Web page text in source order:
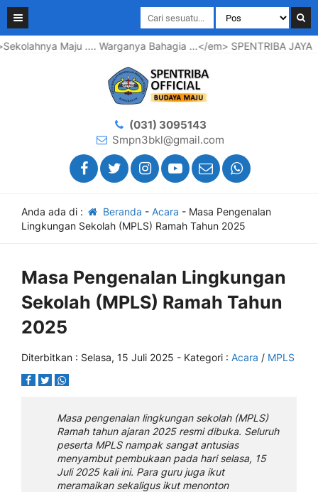
Bahagia ...</em> SPENTRIBA JAYA Selamat
(031) 3095143
Smpn3bkl@gmail.com
Anda ada di : Beranda - Acara - Masa Pengenalan
Lingkungan Sekolah (MPLS) Ramah Tahun 2025
Masa Pengenalan Lingkungan
Sekolah (MPLS) Ramah Tahun
2025
Diterbitkan : Selasa, 15 Juli 2025 - Kategori : Acara / MPLS
Masa pengenalan lingkungan sekolah (MPLS)
Ramah tahun ajaran 2025 resmi dibuka. Seluruh
peserta MPLS nampak sangat antusias
menyambut pembukaan pada hari selasa, 15
Juli 2025 kali ini. Para guru juga ikut
meramaikan sekaligus ikut menonton